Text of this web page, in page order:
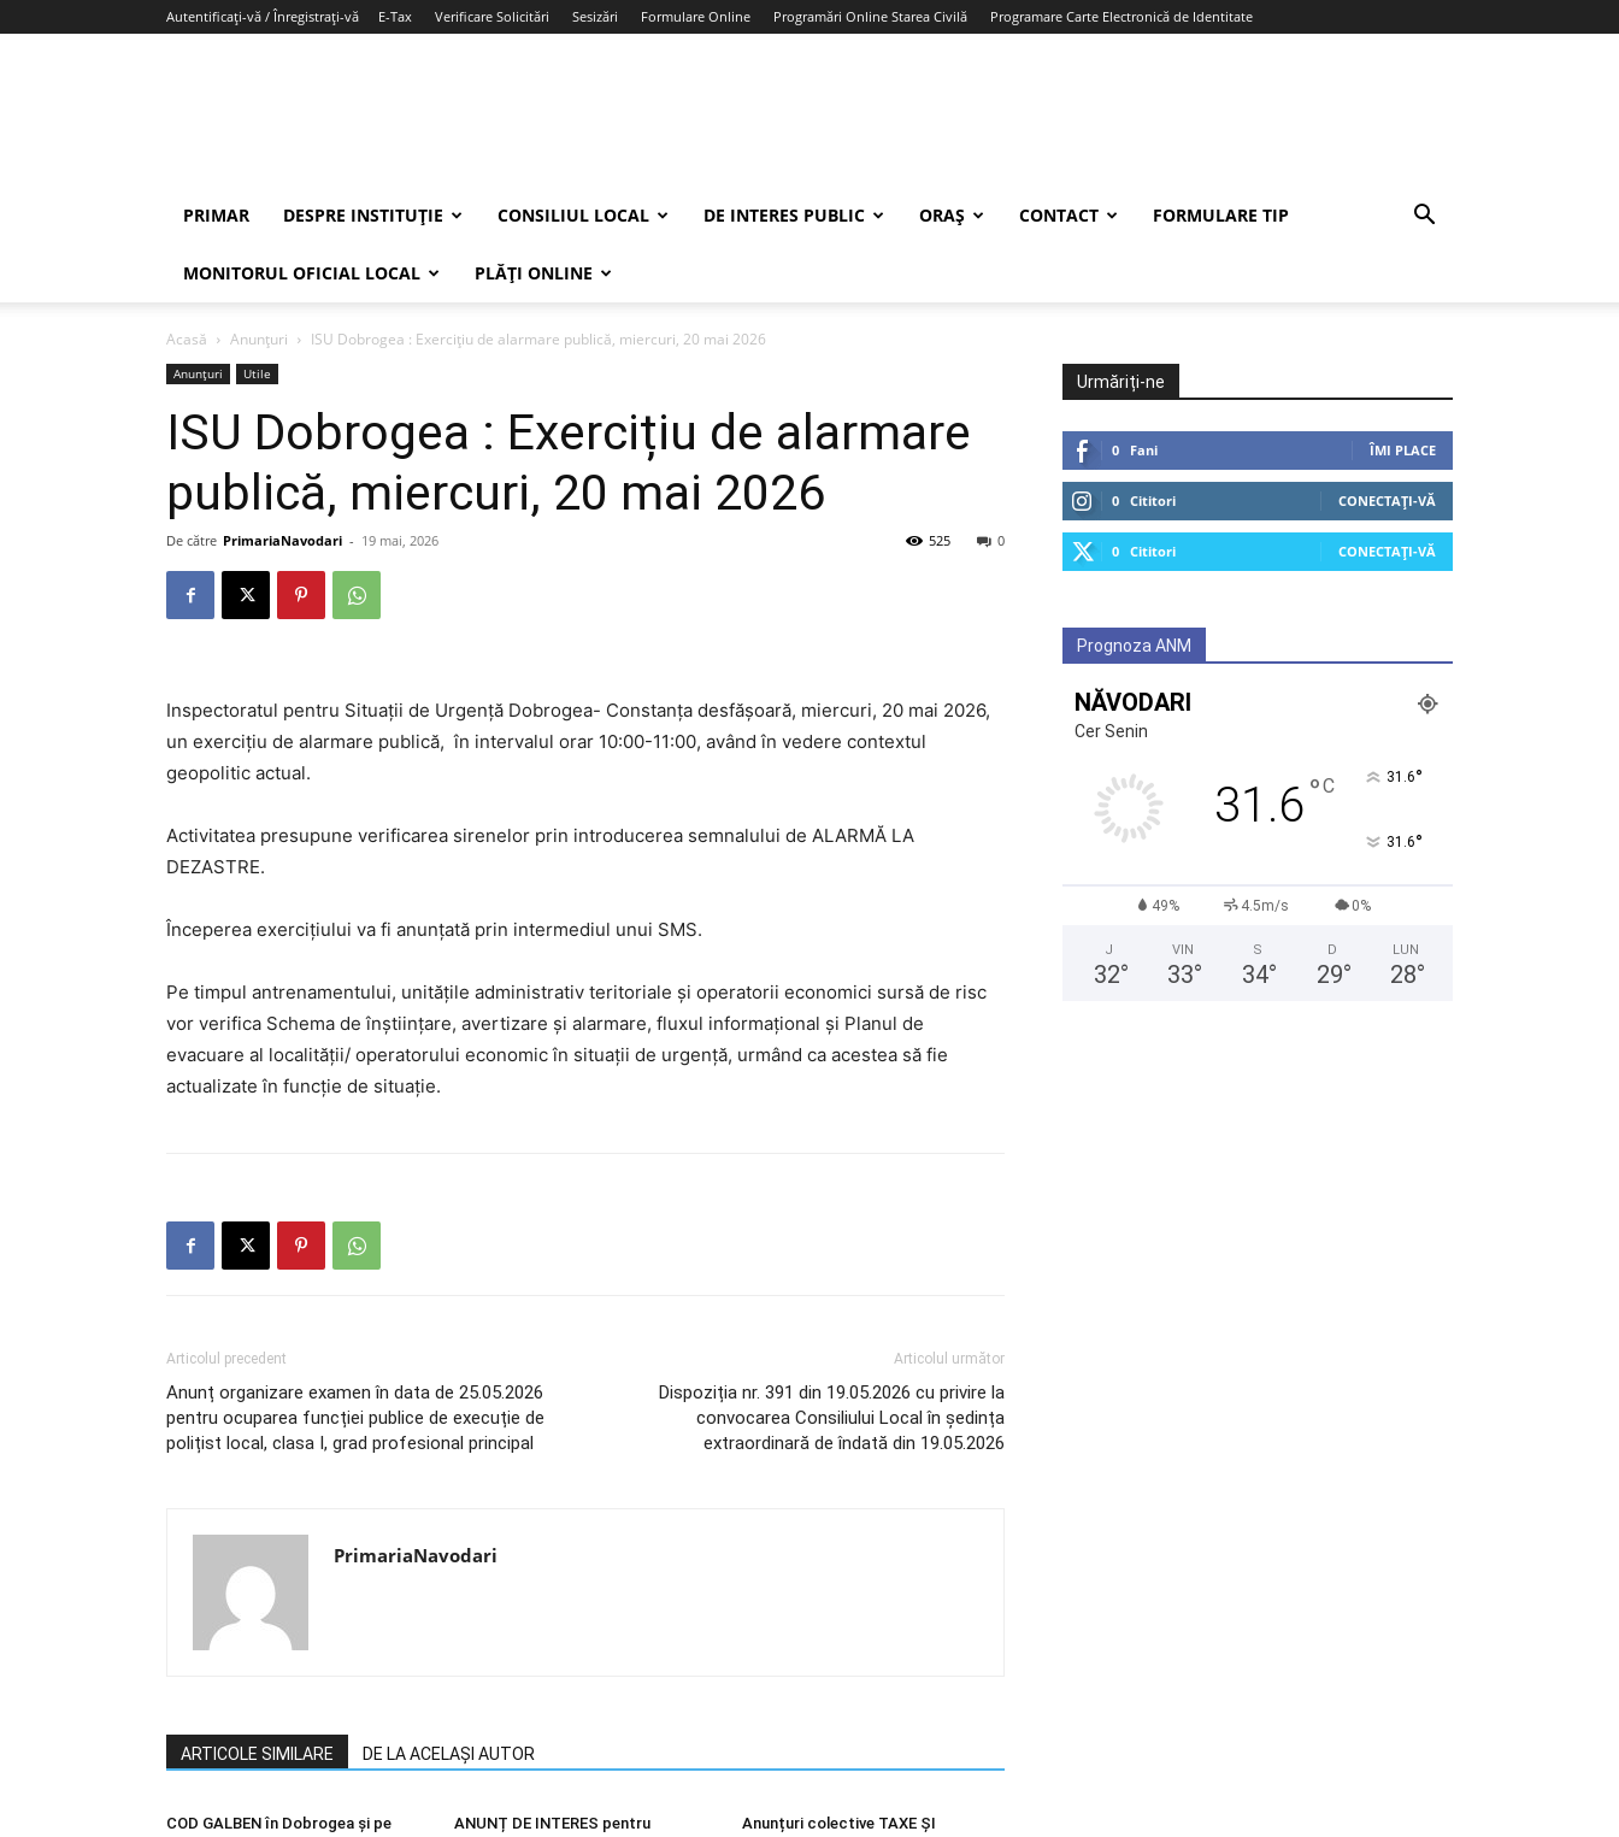
Autentificați-vă / Înregistrați-vă E-Tax Verificare Solicitări Sesizări Formulare Online Programări Online Starea Civilă Programare Carte Electronică de Identitate
PRIMAR DESPRE INSTITUȚIE CONSILIUL LOCAL DE INTERES PUBLIC ORAȘ CONTACT FORMULARE TIP
MONITORUL OFICIAL LOCAL PLĂȚI ONLINE
Acasă Anunțuri ISU Dobrogea : Exercițiu de alarmare publică, miercuri, 20 mai 2026
Anunțuri Utile
ISU Dobrogea : Exercițiu de alarmare
publică, miercuri, 20 mai 2026
De către PrimariaNavodari - 19 mai, 2026 0
525
Inspectoratul pentru Situații de Urgență Dobrogea- Constanța desfășoară, miercuri, 20 mai 2026,
un exercițiu de alarmare publică, în intervalul orar 10:00-11:00, având în vedere contextul
geopolitic actual.
Activitatea presupune verificarea sirenelor prin introducerea semnalului de ALARMĂ LA
DEZASTRE.
Începerea exercițiului va fi anunțată prin intermediul unui SMS.
Pe timpul antrenamentului, unitățile administrativ teritoriale și operatorii economici sursă de risc
vor verifica Schema de înștiințare, avertizare și alarmare, fluxul informațional și Planul de
evacuare al localității/ operatorului economic în situații de urgență, urmând ca acestea să fie
actualizate în funcție de situație.
Articolul precedent
Anunț organizare examen în data de 25.05.2026
pentru ocuparea funcției publice de execuție de
polițist local, clasa I, grad profesional principal
Articolul următor
Dispoziția nr. 391 din 19.05.2026 cu privire la
convocarea Consiliului Local în ședința
extraordinară de îndată din 19.05.2026
PrimariaNavodari
ARTICOLE SIMILARE DE LA ACELAȘI AUTOR
COD GALBEN în Dobrogea și pe
ANUNȚ DE INTERES pentru
Anunțuri colective TAXE ȘI
Urmăriți-ne
0 Fani ÎMI PLACE
0 Cititori CONECTAȚI-VĂ
0 Cititori CONECTAȚI-VĂ
Prognoza ANM
NĂVODARI
Cer Senin
31.6°C 31.6°
31.6°
49% 4.5m/s 0%
J
32°
VIN
33°
S
34°
D
29°
LUN
28°